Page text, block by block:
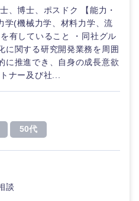
、博士、ポスドク 【能力・
学(機械力学、材料力学、流
有していること ・同社グル
に関する研究開発業務を周囲
に推進でき、自身の成長意欲
ナー及び社...
50代
談